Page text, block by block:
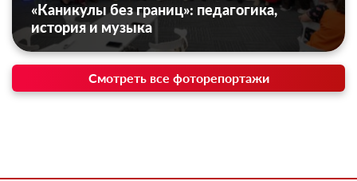
«Каникулы без границ»: педагогика,
история и музыка
Смотреть все фоторепортажи